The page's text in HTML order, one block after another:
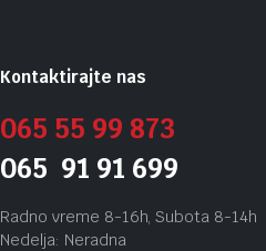
Kontaktirajte nas
065 55 99 873
065 91 91 699
Radno vreme 8-16h, Subota 8-14h
Nedelja: Neradna